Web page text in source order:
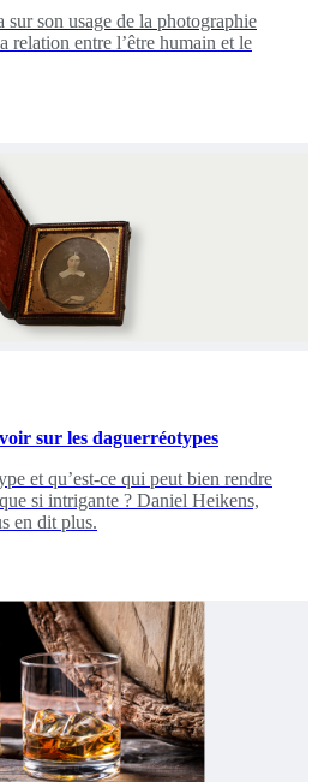
sur son usage de la photographie
relation entre l’être humain et le
sur les daguerréotypes
et qu’est-ce qui peut bien rendre
si intrigante ? Daniel Heikens,
en dit plus.